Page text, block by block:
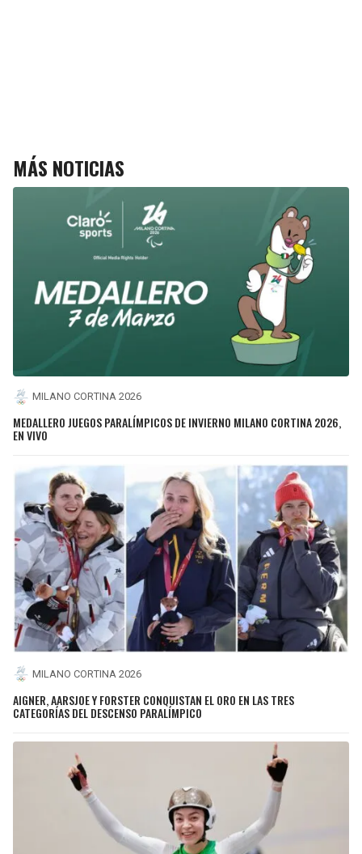
MÁS NOTICIAS
MILANO CORTINA 2026
MEDALLERO JUEGOS PARALÍMPICOS DE INVIERNO MILANO CORTINA 2026,
EN VIVO
MILANO CORTINA 2026
AIGNER, AARSJOE Y FORSTER CONQUISTAN EL ORO EN LAS TRES
CATEGORÍAS DEL DESCENSO PARALÍMPICO